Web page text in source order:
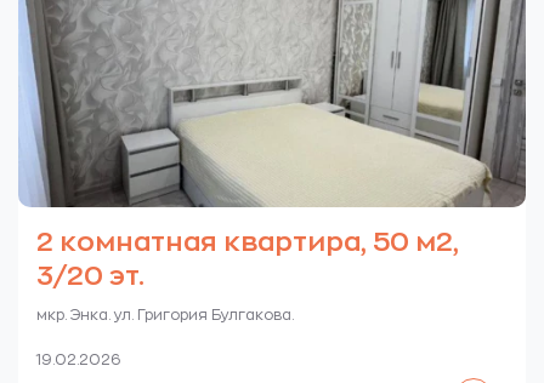
2 комнатная квартира, 50 м2,
3/20 эт.
мкр. Энка. ул. Григория Булгакова.
19.02.2026